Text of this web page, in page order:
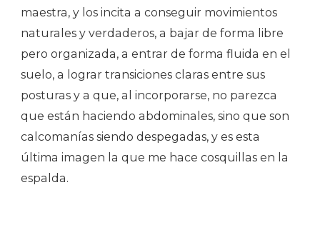
maestra, y los incita a conseguir movimientos
naturales y verdaderos, a bajar de forma libre
pero organizada, a entrar de forma fluida en el
suelo, a lograr transiciones claras entre sus
posturas y a que, al incorporarse, no parezca
que están haciendo abdominales, sino que son
calcomanías siendo despegadas, y es esta
última imagen la que me hace cosquillas en la
espalda.